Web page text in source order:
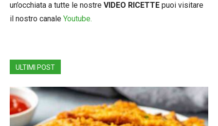
un’occhiata a tutte le nostre VIDEO RICETTE puoi visitare
il nostro canale Youtube.
ULTIMI POST